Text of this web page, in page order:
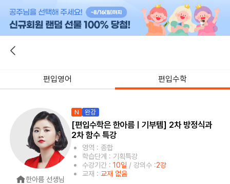
편입영어 편입수학
한아름 선생님
N 완강
[편입수학은 한아름ㅣ기부템] 2차 방정식과
2차 함수 특강
영역 : 종합
학습단계 : 기획특강
수강기간 :10일 / 강의수 :2강
교재 :교재 없음